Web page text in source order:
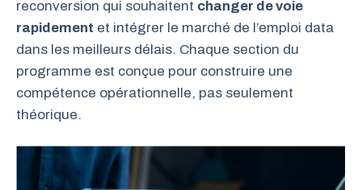
reconversion qui souhaitent changer de voie
rapidement et intégrer le marché de l’emploi data
dans les meilleurs délais. Chaque section du
programme est conçue pour construire une
compétence opérationnelle, pas seulement
théorique.